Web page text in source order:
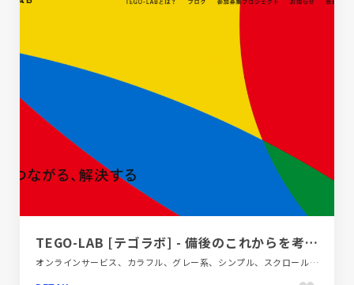
TEGO-LAB [テゴラボ] - 備後のこれからを考えるプラットフォーム
オンラインサービス、カラフル、グレー系、シンプル、スクロールエフェクト、ブランド・サービスサイト、モーション多め、地域・団体・活動